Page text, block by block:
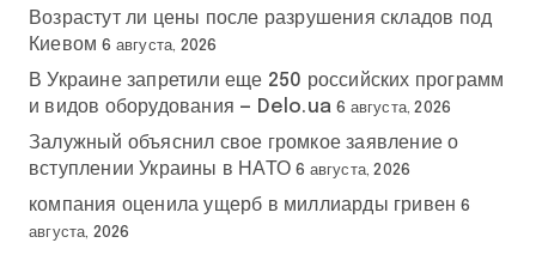
Возрастут ли цены после разрушения складов под
Киевом 6 августа, 2026
В Украине запретили еще 250 российских программ
и видов оборудования — Delo.ua 6 августа, 2026
Залужный объяснил свое громкое заявление о
вступлении Украины в НАТО 6 августа, 2026
компания оценила ущерб в миллиарды гривен 6
августа, 2026